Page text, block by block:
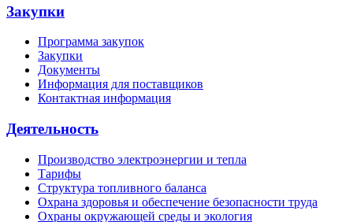
Закупки
Программа закупок
Закупки
Документы
Информация для поставщиков
Контактная информация
Деятельность
Производство электроэнергии и тепла
Тарифы
Структура топливного баланса
Охрана здоровья и обеспечение безопасности труда
Охраны окружающей среды и экология